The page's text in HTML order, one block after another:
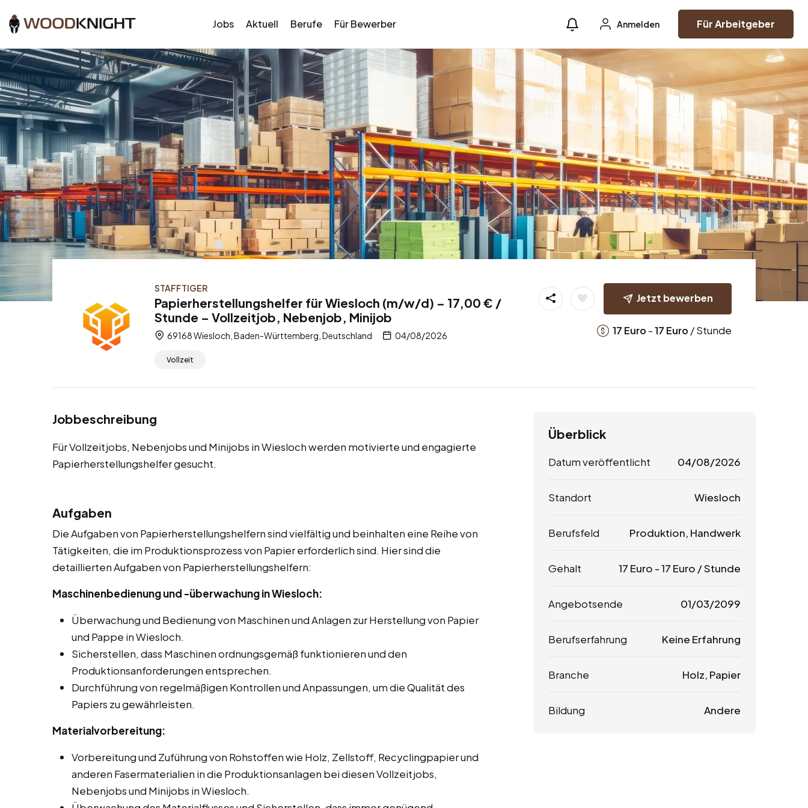
Jobs Aktuell Berufe Für Bewerber Anmelden Für Arbeitgeber
STAFFTIGER
Papierherstellungshelfer für Wiesloch (m/w/d) – 17,00 € /
Stunde – Vollzeitjob, Nebenjob, Minijob
69168 Wiesloch, Baden-Württemberg, Deutschland 04/08/2026
Vollzeit
Jetzt bewerben
17 Euro -17 Euro / Stunde
Jobbeschreibung
Für Vollzeitjobs, Nebenjobs und Minijobs in Wiesloch werden motivierte und engagierte
Papierherstellungshelfer gesucht.
Aufgaben
Die Aufgaben von Papierherstellungshelfern sind vielfältig und beinhalten eine Reihe von
Tätigkeiten, die im Produktionsprozess von Papier erforderlich sind. Hier sind die
detaillierten Aufgaben von Papierherstellungshelfern:
Maschinenbedienung und -überwachung in Wiesloch:
Überwachung und Bedienung von Maschinen und Anlagen zur Herstellung von Papier
und Pappe in Wiesloch.
Sicherstellen, dass Maschinen ordnungsgemäß funktionieren und den
Produktionsanforderungen entsprechen.
Durchführung von regelmäßigen Kontrollen und Anpassungen, um die Qualität des
Papiers zu gewährleisten.
Materialvorbereitung:
Vorbereitung und Zuführung von Rohstoffen wie Holz, Zellstoff, Recyclingpapier und
anderen Fasermaterialien in die Produktionsanlagen bei diesen Vollzeitjobs,
Nebenjobs und Minijobs in Wiesloch.
Überblick
Datum veröffentlicht 04/08/2026
Standort Wiesloch
Berufsfeld Produktion, Handwerk
Gehalt 17 Euro -17 Euro / Stunde
Angebotsende 01/03/2099
Berufserfahrung Keine Erfahrung
Branche Holz, Papier
Bildung Andere